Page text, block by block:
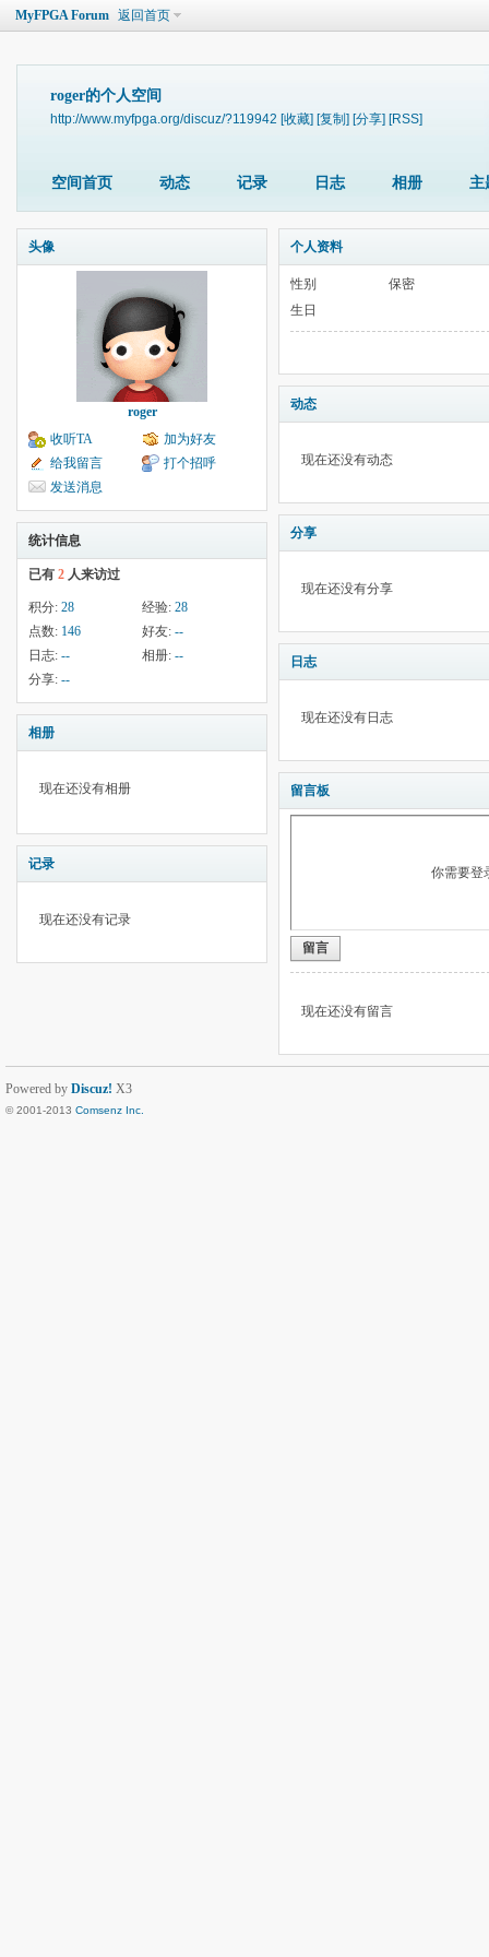
MyFPGA Forum 返回首页
roger的个人空间
http://www.myfpga.org/discuz/?119942 [收藏] [复制] [分享] [RSS]
空间首页 动态 记录 日志 相册 主
头像
roger
收听TA
加为好友
给我留言
打个招呼
发送消息
统计信息
已有 2 人来访过
积分: 28 经验: 28
点数: 146 好友: --
日志: -- 相册: --
分享: --
相册
现在还没有相册
记录
现在还没有记录
个人资料
性别
保密
生日
动态
现在还没有动态
分享
现在还没有分享
日志
现在还没有日志
留言板
你需要登
留言
现在还没有留言
Powered by Discuz! X3
© 2001-2013 Comsenz Inc.